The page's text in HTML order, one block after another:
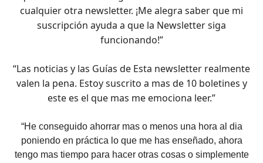
cualquier otra newsletter. ¡Me alegra saber que mi
suscripción ayuda a que la Newsletter siga
funcionando!”
“Las noticias y las Guías de Esta newsletter realmente
valen la pena. Estoy suscrito a mas de 10 boletines y
este es el que mas me emociona leer.”
“He conseguido ahorrar mas o menos una hora al dia
poniendo en práctica lo que me has enseñado, ahora
tengo mas tiempo para hacer otras cosas o simplemente